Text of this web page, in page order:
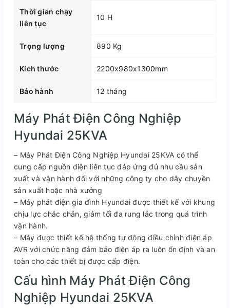
Thời gian chạy
liên tục
10 H
Trọng lượng 890 Kg
Kích thước 2200x980x1300mm
Bảo hành 12 tháng
Máy Phát Điện Công Nghiệp
Hyundai 25KVA
– Máy Phát Điện Công Nghiệp Hyundai 25KVA có thể
cung cấp nguồn điện liên tục đáp ứng đủ nhu cầu sản
xuất và vận hành đối với những công ty cho dây chuyền
sản xuất hoặc nhà xưởng
– Máy phát điện gia đình Hyundai được thiết kế với khung
chịu lực chắc chắn, giảm tối đa rung lắc trong quá trình
vận hành.
– Máy được thiết kế hệ thống tự động điều chỉnh điện áp
AVR với chức năng đảm bảo điện áp ra luôn ổn định và an
toàn cho các thiết bị được cấp điện.
Cấu hình Máy Phát Điện Công
Nghiệp Hyundai 25KVA